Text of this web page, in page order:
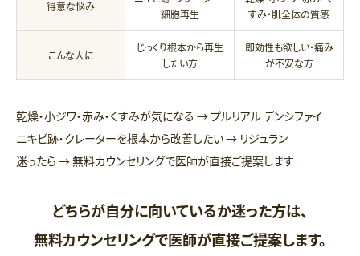
得意な悩み
細胞再生
すみ・肌全体の質感
こんな人に
じっくり根本から再生
したい方
即効性も欲しい・痛み
が不安な方
乾燥・小ジワ・赤み・くすみが気になる → プルリアル デンシファイ
ニキビ跡・クレーターを根本から改善したい → リジュラン
迷ったら → 無料カウンセリングで医師が直接ご提案します
どちらが自分に向いているか迷った方は、
無料カウンセリングで医師が直接ご提案します。